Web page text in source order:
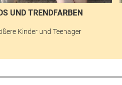
UND TRENDFARBEN
Kinder und Teenager